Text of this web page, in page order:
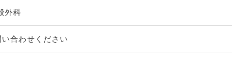
外科
合わせください